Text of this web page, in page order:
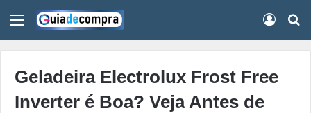
Menu
Geladeira Electrolux Frost Free
Inverter é Boa? Veja Antes de